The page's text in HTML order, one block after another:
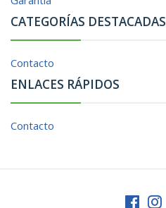
CATEGORÍAS DESTACADAS
Contacto
ENLACES RÁPIDOS
Contacto